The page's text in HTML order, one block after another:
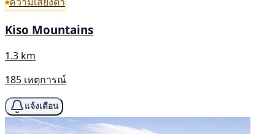
Kiso Mountains
1.3 km
185 เหตุการณ์
แจ้งเตือน